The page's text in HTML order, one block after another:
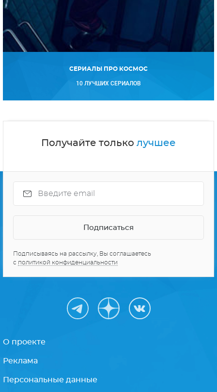
СЕРИАЛЫ ПРО КОСМОС
10 ЛУЧШИХ СЕРИАЛОВ
Получайте только лучшее
Подписываясь на рассылку, Вы соглашаетесь
с политикой конфиденциальности
О проекте
Реклама
Персональные данные